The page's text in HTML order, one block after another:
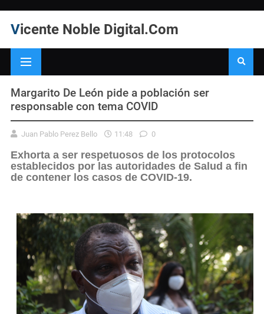
Vicente Noble Digital.Com
Margarito De León pide a población ser
responsable con tema COVID
Juan Pablo Perez Bello 11:48 0
Exhorta a ser respetuosos de los protocolos
establecidos por las autoridades de Salud a fin
de contener los casos de COVID-19.